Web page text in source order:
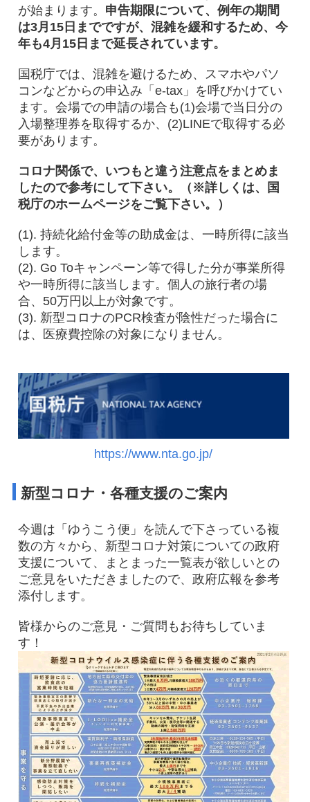
が始まります。 申告期限について、例年の期間
は3月15日までですが、混雑を緩和するため、今
年も4月15日まで延長されています。
国税庁では、混雑を避けるため、スマホやパソ
コンなどからの申込み「e-tax」を呼びかけてい
ます。会場での申請の場合も(1)会場で当日分の
入場整理券を取得するか、(2)LINEで取得する必
要があります。
コロナ関係で、いつもと違う注意点をまとめま
したので参考にして下さい。（※詳しくは、国
税庁のホームページをご覧下さい。）
(1). 持続化給付金等の助成金は、一時所得に該当
します。
(2). Go Toキャンペーン等で得した分が事業所得
や一時所得に該当します。個人の旅行者の場
合、50万円以上が対象です。
(3). 新型コロナのPCR検査が陰性だった場合に
は、医療費控除の対象になりません。
https://www.nta.go.jp/
新型コロナ・各種支援のご案内
今週は「ゆうこう便」を読んで下さっている複
数の方々から、新型コロナ対策についての政府
支援について、まとまった一覧表が欲しいとの
ご意見をいただきましたので、政府広報を参考
添付します。
皆様からのご意見・ご質問もお待ちしていま
す！